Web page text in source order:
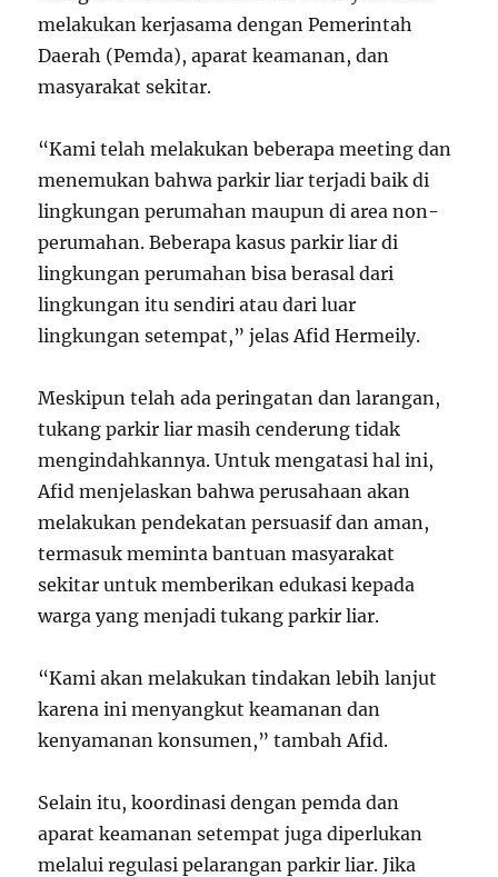
melakukan kerjasama dengan Pemerintah
Daerah (Pemda), aparat keamanan, dan
masyarakat sekitar.
“Kami telah melakukan beberapa meeting dan
menemukan bahwa parkir liar terjadi baik di
lingkungan perumahan maupun di area non-
perumahan. Beberapa kasus parkir liar di
lingkungan perumahan bisa berasal dari
lingkungan itu sendiri atau dari luar
lingkungan setempat,” jelas Afid Hermeily.
Meskipun telah ada peringatan dan larangan,
tukang parkir liar masih cenderung tidak
mengindahkannya. Untuk mengatasi hal ini,
Afid menjelaskan bahwa perusahaan akan
melakukan pendekatan persuasif dan aman,
termasuk meminta bantuan masyarakat
sekitar untuk memberikan edukasi kepada
warga yang menjadi tukang parkir liar.
“Kami akan melakukan tindakan lebih lanjut
karena ini menyangkut keamanan dan
kenyamanan konsumen,” tambah Afid.
Selain itu, koordinasi dengan pemda dan
aparat keamanan setempat juga diperlukan
melalui regulasi pelarangan parkir liar. Jika